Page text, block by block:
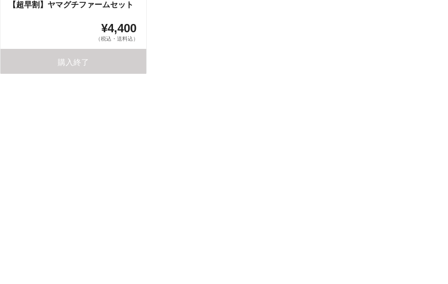
【超早割】ヤマグチファームセット
¥4,400
（税込・送料込）
購入終了